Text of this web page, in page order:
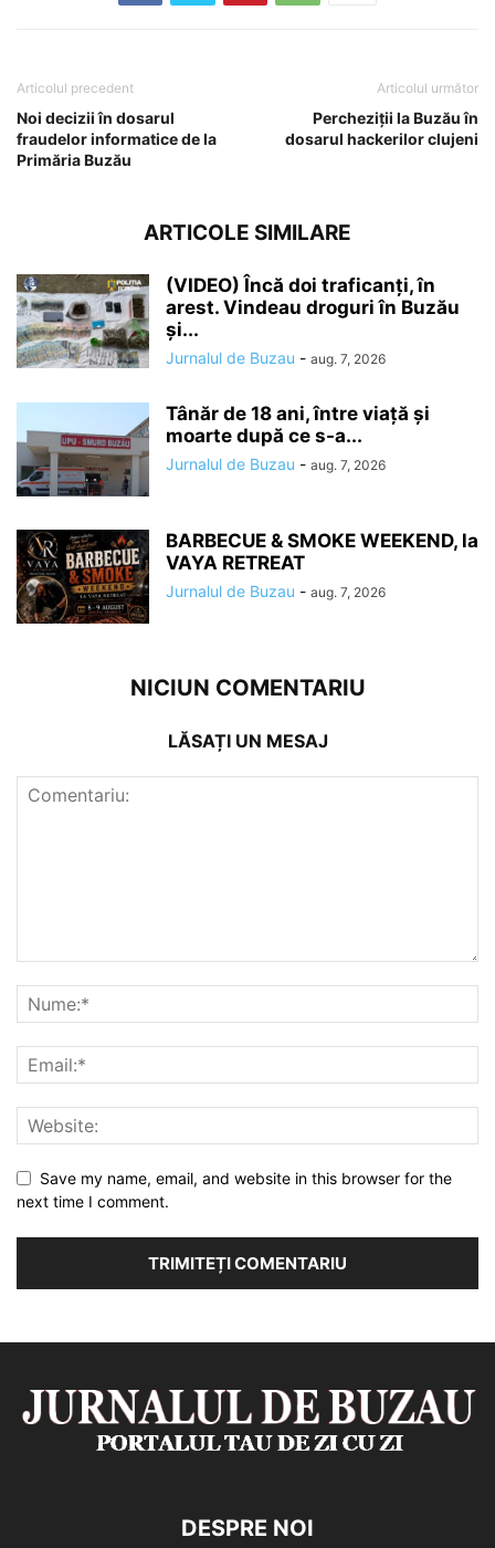
Articolul precedent
Noi decizii în dosarul
fraudelor informatice de la
Primăria Buzău
Articolul următor
Percheziţii la Buzău în
dosarul hackerilor clujeni
ARTICOLE SIMILARE
(VIDEO) Încă doi traficanți, în
arest. Vindeau droguri în Buzău
și...
Jurnalul de Buzau - aug. 7, 2026
Tânăr de 18 ani, între viață și
moarte după ce s-a...
Jurnalul de Buzau - aug. 7, 2026
BARBECUE & SMOKE WEEKEND, la
VAYA RETREAT
Jurnalul de Buzau - aug. 7, 2026
NICIUN COMENTARIU
LĂSAȚI UN MESAJ
Save my name, email, and website in this browser for the
next time I comment.
DESPRE NOI